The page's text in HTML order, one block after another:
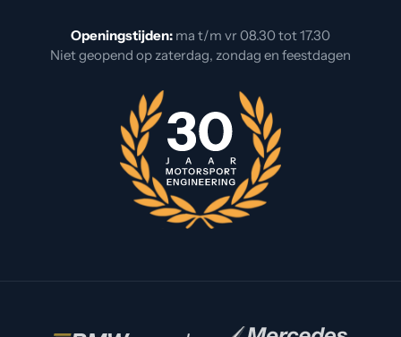
Openingstijden: ma t/m vr 08.30 tot 17.30
Niet geopend op zaterdag, zondag en feestdagen